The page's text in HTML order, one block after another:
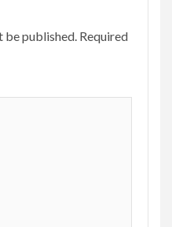
be published. Required